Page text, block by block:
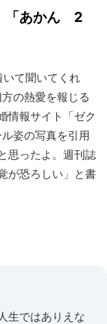
「あかん 2
いて聞いてくれ
の熱愛を報じる
情報サイト「ゼク
姿の写真を引用
思ったよ。週刊誌
が恐ろしい」と書
生ではありえな